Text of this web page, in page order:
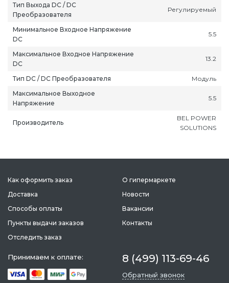
Тип Выхода DC / DC
Преобразователя
Регулируемый
Минимальное Входное Напряжение
DC
5.5
Максимальное Входное Напряжение
DC
13.2
Тип DC / DC Преобразователя
Модуль
Максимальное Выходное
Напряжение
5.5
Производитель
BEL POWER
SOLUTIONS
Как оформить заказ
Доставка
Способы оплаты
Пункты выдачи заказов
Отследить заказ
О гипермаркете
Новости
Вакансии
Контакты
Принимаем к оплате: 8 (499) 113-69-46
Обратный звонок
Липецк
Майкоп
Междуреченск
Мурманск
Нальчик
Омск
Оренбург
Орёл
Пенза